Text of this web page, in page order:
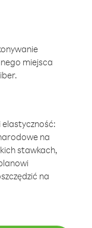
miejsca
elastyczność:
na
stawkach,
na